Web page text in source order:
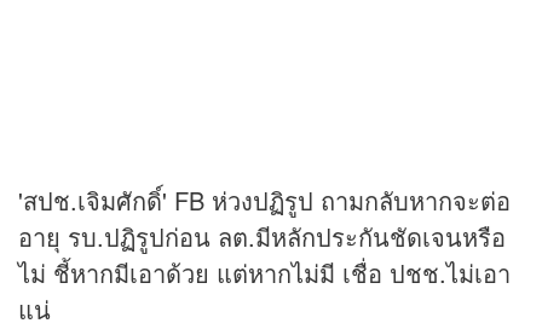
'สปช.เจิมศักดิ์' FB ห่วงปฏิรูป ถามกลับหากจะต่อ
อายุ รบ.ปฏิรูปก่อน ลต.มีหลักประกันชัดเจนหรือ
ไม่ ชี้หากมีเอาด้วย แต่หากไม่มี เชื่อ ปชช.ไม่เอา
แน่